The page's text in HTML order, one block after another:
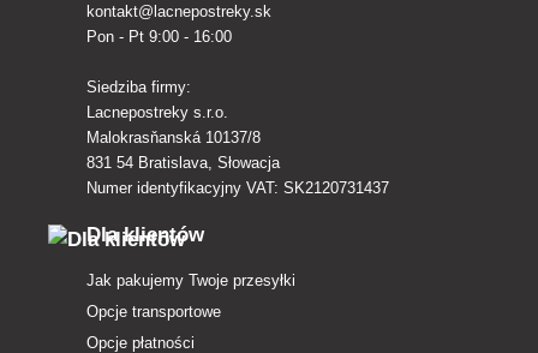
kontakt@lacnepostreky.sk
Pon - Pt 9:00 - 16:00
Siedziba firmy:
Lacnepostreky s.r.o.
Malokrasňanská 10137/8
831 54 Bratislava, Słowacja
Numer identyfikacyjny VAT: SK2120731437
Dla klientów
Jak pakujemy Twoje przesyłki
Opcje transportowe
Opcje płatności